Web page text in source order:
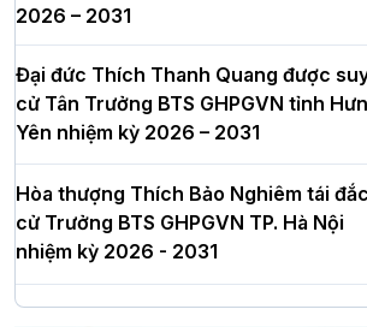
2026 – 2031
Đại đức Thích Thanh Quang được
cử Tân Trưởng BTS GHPGVN tỉnh
Yên nhiệm kỳ 2026 – 2031
Hòa thượng Thích Bảo Nghiêm tái đắc
cử Trưởng BTS GHPGVN TP. Hà Nội
nhiệm kỳ 2026 - 2031
Hà Nội: Long trọng lễ khởi công xây